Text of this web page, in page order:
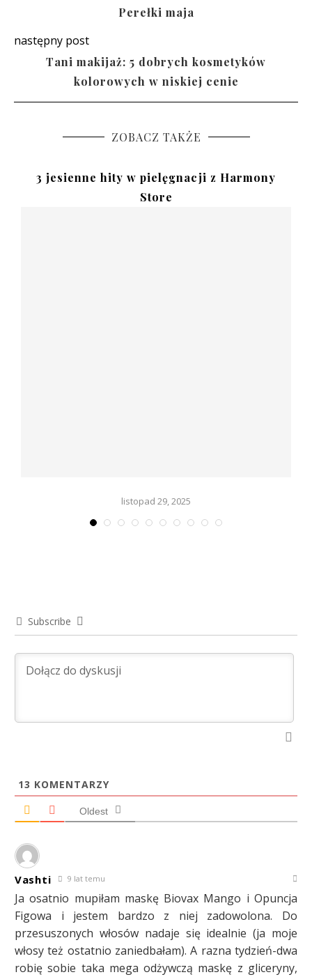
Perełki maja
następny post
Tani makijaż: 5 dobrych kosmetyków
kolorowych w niskiej cenie
ZOBACZ TAKŻE
3 jesienne hity w pielęgnacji z Harmony
Store
listopad 29, 2025
Subscribe
13 KOMENTARZY
Oldest
Vashti 9 lat temu
Ja osatnio mupiłam maskę Biovax Mango i Opuncja
Figowa i jestem bardzo z niej zadowolona. Do
przesuszonych włosów nadaje się idealnie (ja moje
włosy też ostatnio zaniedbałam). A razna tydzień-dwa
robię sobie taka mega odżywczą maskę z gliceryny,